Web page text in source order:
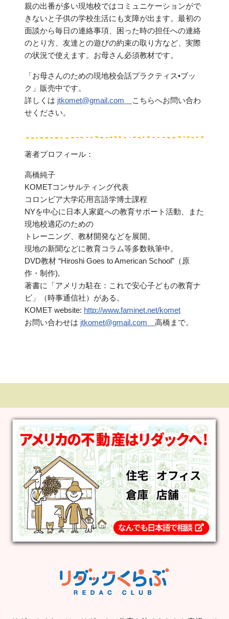
親の出番が多い現地校ではコミュニケーションがで
きないと子供の学校生活にも支障が出ます。最初の
面談から毎日の連絡事項、困った時の担任への連絡
のとり方、友達との遊びの約束の取り方など、実際
の状況で使えます。お母さん必須教材です。
「お母さんのための現地校会話プラクティス•ブッ
ク」販売中です。
詳しくは jtkomet@gmail.com
こちらへお問い合わ
せください。
著者プロフィール：
高橋純子
KOMETコンサルティング代表
コロンビア大学応用言語学博士課程
NYを中心に日本人家庭への教育サポート活動、また
現地校適応のための
トレーニング、教材開発などを展開。
現地の新聞などに教育コラム等多数執筆中。
DVD教材 “Hiroshi Goes to American School”（原
作・制作),
著書に「アメリカ駐在：これで安心子どもの教育ナ
ビ」（時事通信社）がある。
KOMET website: http://www.faminet.net/komet
お問い合わせは jtkomet@gmail.com 高橋まで。